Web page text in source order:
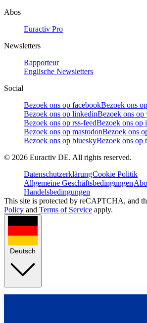
Abos
Euractiv Pro
Newsletters
Rapporteur
Englische Newsletters
Social
Bezoek ons op facebookBezoek ons
Bezoek ons op linkedinBezoek ons op
Bezoek ons op rss-feedBezoek ons op
Bezoek ons op mastodonBezoek ons
Bezoek ons op blueskyBezoek ons op
© 2026 Euractiv DE. All rights reserved.
DatenschutzerklärungCookie Politik
Allgemeine Geschäftsbedingungen
Handelsbedingungen
This site is protected by reCAPTCHA, and
Policy and Terms of Service apply.
Deutsch